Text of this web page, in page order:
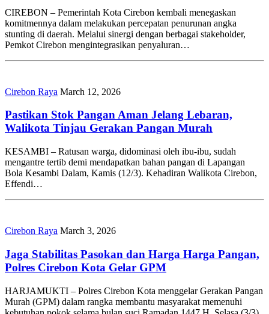
CIREBON – Pemerintah Kota Cirebon kembali menegaskan
komitmennya dalam melakukan percepatan penurunan angka
stunting di daerah. Melalui sinergi dengan berbagai stakeholder,
Pemkot Cirebon mengintegrasikan penyaluran…
Cirebon Raya March 12, 2026
Pastikan Stok Pangan Aman Jelang Lebaran,
Walikota Tinjau Gerakan Pangan Murah
KESAMBI – Ratusan warga, didominasi oleh ibu-ibu, sudah
mengantre tertib demi mendapatkan bahan pangan di Lapangan
Bola Kesambi Dalam, Kamis (12/3). Kehadiran Walikota Cirebon,
Effendi…
Cirebon Raya March 3, 2026
Jaga Stabilitas Pasokan dan Harga Harga Pangan,
Polres Cirebon Kota Gelar GPM
HARJAMUKTI – Polres Cirebon Kota menggelar Gerakan Pangan
Murah (GPM) dalam rangka membantu masyarakat memenuhi